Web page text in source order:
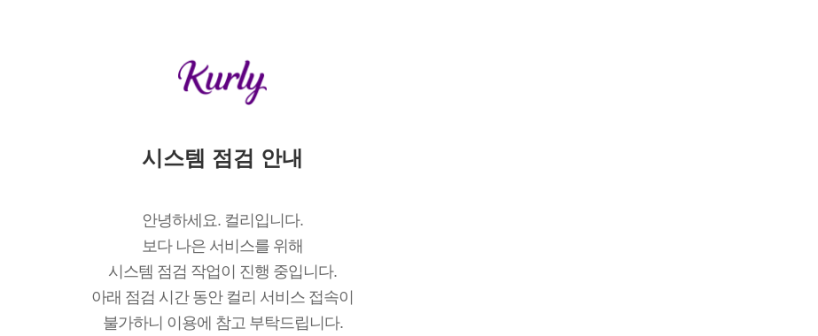
시스템 점검 안내
안녕하세요. 컬리입니다.
보다 나은 서비스를 위해
시스템 점검 작업이 진행 중입니다.
아래 점검 시간 동안 컬리 서비스 접속이
불가하니 이용에 참고 부탁드립니다.